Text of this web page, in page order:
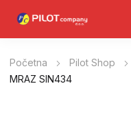
Početna Pilot Shop
MRAZ SIN434